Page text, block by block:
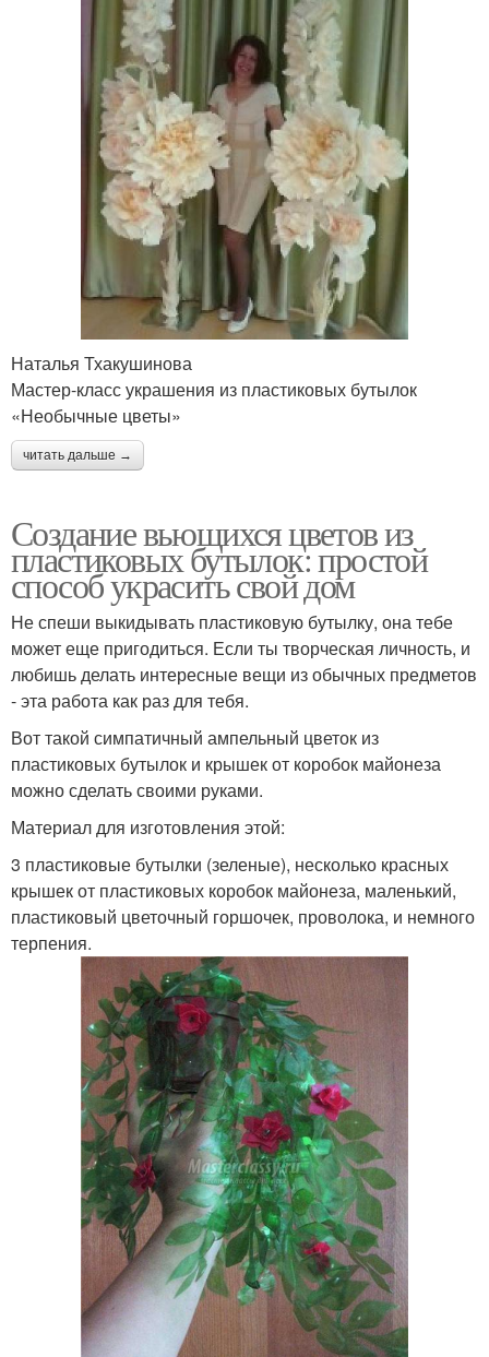
Наталья Тхакушинова
Мастер-класс украшения из пластиковых бутылок
«Необычные цветы»
читать дальше →
Создание вьющихся цветов из
пластиковых бутылок: простой
способ украсить свой дом
Не спеши выкидывать пластиковую бутылку, она тебе
может еще пригодиться. Если ты творческая личность, и
любишь делать интересные вещи из обычных предметов
- эта работа как раз для тебя.
Вот такой симпатичный ампельный цветок из
пластиковых бутылок и крышек от коробок майонеза
можно сделать своими руками.
Материал для изготовления этой:
3 пластиковые бутылки (зеленые), несколько красных
крышек от пластиковых коробок майонеза, маленький,
пластиковый цветочный горшочек, проволока, и немного
терпения.